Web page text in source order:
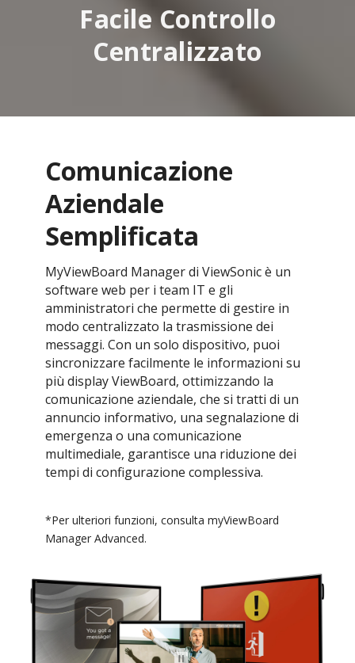
Facile Controllo
Centralizzato
Comunicazione
Aziendale
Semplificata
MyViewBoard Manager di ViewSonic è un
software web per i team IT e gli
amministratori che permette di gestire in
modo centralizzato la trasmissione dei
messaggi. Con un solo dispositivo, puoi
sincronizzare facilmente le informazioni su
più display ViewBoard, ottimizzando la
comunicazione aziendale, che si tratti di un
annuncio informativo, una segnalazione di
emergenza o una comunicazione
multimediale, garantisce una riduzione dei
tempi di configurazione complessiva.
*Per ulteriori funzioni, consulta myViewBoard
Manager Advanced.